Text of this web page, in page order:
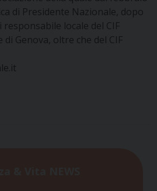
di Presidente Nazionale, dopo
locale del CIF
Genova, oltre che del CIF